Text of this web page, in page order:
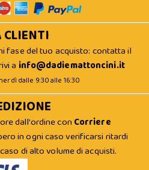
fase del tuo acquisto: contatta il
a info@dadiemattoncini.it
dalle 9:30 alle 16:30
dall'ordine con Corriere
in ogni caso verificarsi ritardi
di alto volume di acquisti.